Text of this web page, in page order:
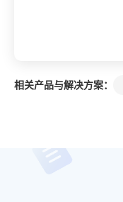
相关产品与解决方案：